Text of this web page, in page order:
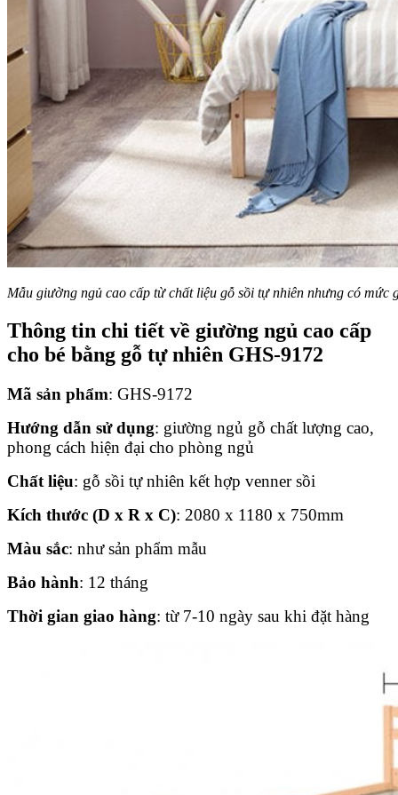
Mẫu giường ngủ cao cấp từ chất liệu gỗ sồi tự nhiên nhưng có mức
Thông tin chi tiết về giường ngủ cao cấp
cho bé bằng gỗ tự nhiên GHS-9172
Mã sản phẩm: GHS-9172
Hướng dẫn sử dụng: giường ngủ gỗ chất lượng cao,
phong cách hiện đại cho phòng ngủ
Chất liệu: gỗ sồi tự nhiên kết hợp venner sồi
Kích thước (D x R x C): 2080 x 1180 x 750mm
Màu sắc: như sản phẩm mẫu
Bảo hành: 12 tháng
Thời gian giao hàng: từ 7-10 ngày sau khi đặt hàng